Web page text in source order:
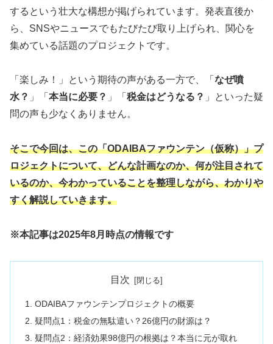
するという壮大な構想が掲げられています。発表直後か
ら、SNSやニュースでもたびたび取り上げられ、関心を
集めている話題のプロジェクトです。
「楽しみ！」という期待の声がある一方で、「 なぜ噴
水？ 」「 本当に必要？ 」「 税金はどうなる？ 」といった疑
問の声も少なくありません。
そこで今回は、この「ODAIBAファウンテン（仮称）」プ
ロジェクトについて、どんな計画なのか、何が注目されて
いるのか、今わかっていることを整理しながら、わかりや
すく解説していきます。
※本記事は2025年8月時点の情報です
目次
ODAIBAファウンテンプロジェクトの概要
疑問点1：税金の無駄遣い？26億円の財源は？
疑問点2：経済効果98億円の根拠は？本当に元が取れ